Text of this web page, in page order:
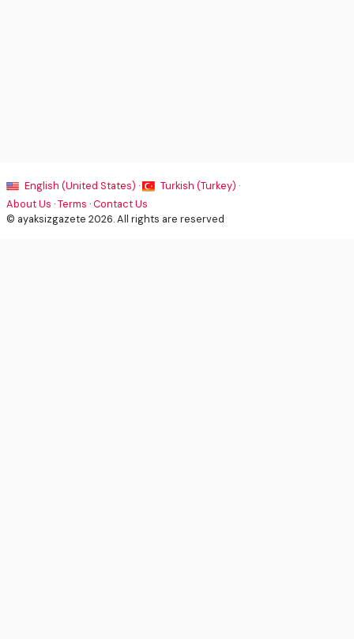
English (United States) ·
Turkish (Turkey) ·
About Us ·Terms ·Contact Us
© ayaksizgazete 2026. All rights are reserved